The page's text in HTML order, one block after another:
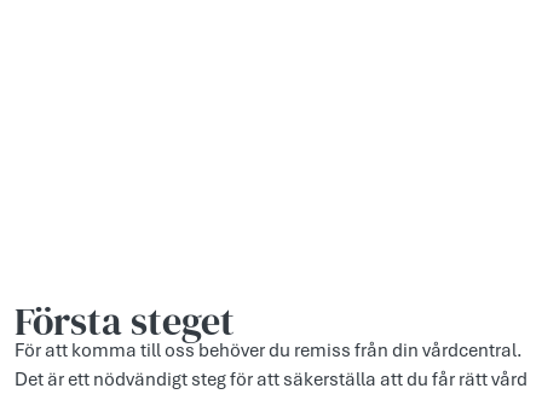
Första steget
För att komma till oss behöver du remiss från din vårdcentral.
Det är ett nödvändigt steg för att säkerställa att du får rätt vård